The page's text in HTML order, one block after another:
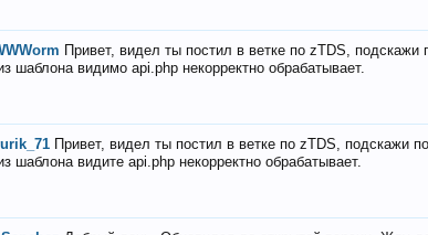
Привет, видел ты постил в ветке по zTDS,
шаблона видимо api.php некорректно обрабатывает.
Привет, видел ты постил в ветке по zTDS, подскажи
шаблона видите api.php некорректно обрабатывает.